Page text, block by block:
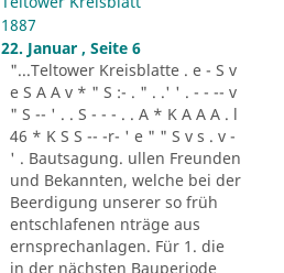
1887
22. Januar , Seite 6
"...Teltower Kreisblatte . e - S v
e S A A v * " S :- . " . .' ' . - - -- v
" S -- ' . . S - - - . . A * K A A A . l
46 * K S S -- -r- ' e " " S v s . v -
' . Bautsagung. ullen Freunden
und Bekannten, welche bei der
Beerdigung unserer so früh
entschlafenen nträge aus
ernsprechanlagen. Für 1. die
in der nächsten Bauperiode